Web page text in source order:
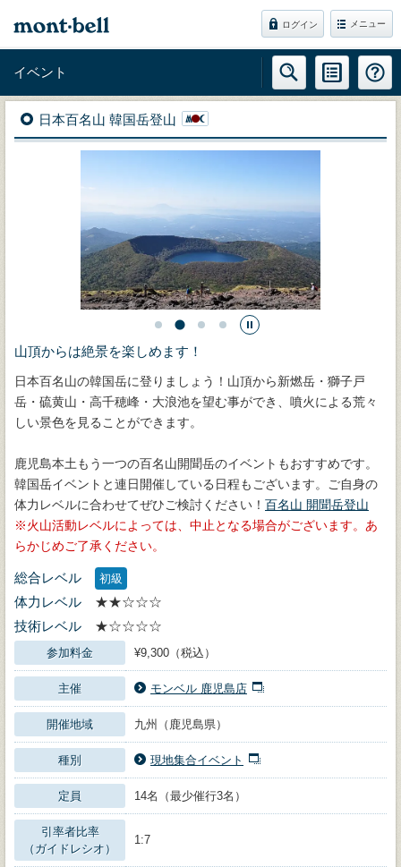
ログイン メニュー
イベント
日本百名山 韓国岳登山
山頂からは絶景を楽しめます！
日本百名山の韓国岳に登りましょう！山頂から新燃岳・獅子戸
岳・硫黄山・高千穂峰・大浪池を望む事ができ、噴火による荒々
しい景色を見ることができます。
鹿児島本土もう一つの百名山開聞岳のイベントもおすすめです。
韓国岳イベントと連日開催している日程もございます。ご自身の
体力レベルに合わせてぜひご検討ください！ 百名山 開聞岳登山
火山活動レベルによっては、中止となる場合がございます。あ
らかじめご了承ください。
総合レベル 初級
体力レベル
★★☆☆☆
技術レベル
★☆☆☆☆
参加料金 ¥9,300（税込）
主催 モンベル 鹿児島店
開催地域 九州（鹿児島県）
種別 現地集合イベント
定員 14名（最少催行3名）
引率者比率
（ガイドレシオ）
1:7